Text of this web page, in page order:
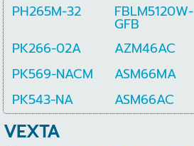
PH265M-32
FBLM5120W-
GFB
PK266-02A
AZM46AC
PK569-NACM
ASM66MA
PK543-NA
ASM66AC
VEXTA